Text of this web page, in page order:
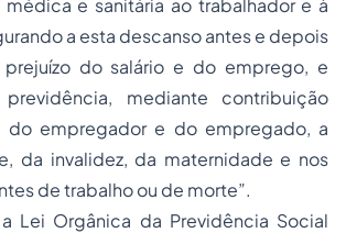
médica e sanitária ao trabalhador e à
a esta descanso antes e depois
do salário e do emprego, e
mediante contribuição
do empregador e do empregado, a
da invalidez, da maternidade e nos
de trabalho ou de morte”.
Lei Orgânica da Previdência Social